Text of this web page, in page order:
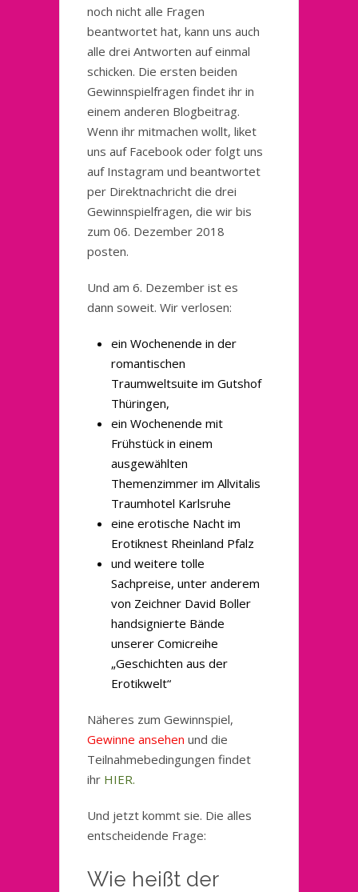
noch nicht alle Fragen
beantwortet hat, kann uns auch
alle drei Antworten auf einmal
schicken. Die ersten beiden
Gewinnspielfragen findet ihr in
einem anderen Blogbeitrag.
Wenn ihr mitmachen wollt, liket
uns auf Facebook oder folgt uns
auf Instagram und beantwortet
per Direktnachricht die drei
Gewinnspielfragen, die wir bis
zum 06. Dezember 2018
posten.
Und am 6. Dezember ist es
dann soweit. Wir verlosen:
ein Wochenende in der
romantischen
Traumweltsuite im Gutshof
Thüringen,
ein Wochenende mit
Frühstück in einem
ausgewählten
Themenzimmer im Allvitalis
Traumhotel Karlsruhe
eine erotische Nacht im
Erotiknest Rheinland Pfalz
und weitere tolle
Sachpreise, unter anderem
von Zeichner David Boller
handsignierte Bände
unserer Comicreihe
„Geschichten aus der
Erotikwelt“
Näheres zum Gewinnspiel,
Gewinne ansehen und die
Teilnahmebedingungen findet
ihr HIER.
Und jetzt kommt sie. Die alles
entscheidende Frage:
Wie heißt der